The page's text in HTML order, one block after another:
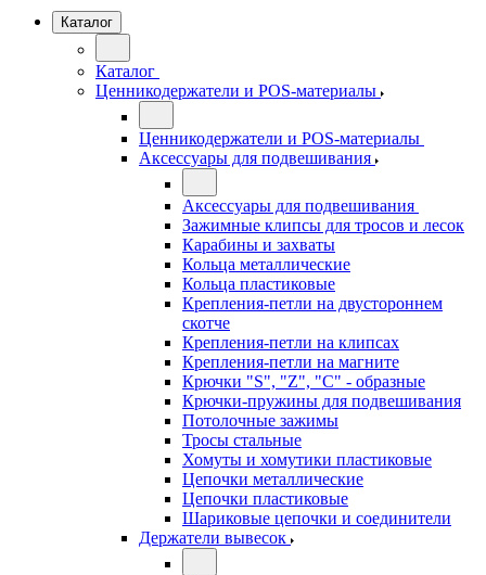
Каталог
Каталог
Ценникодержатели и POS-материалы
Ценникодержатели и POS-материалы
Аксессуары для подвешивания
Аксессуары для подвешивания
Зажимные клипсы для тросов и лесок
Карабины и захваты
Кольца металлические
Кольца пластиковые
Крепления-петли на двустороннем
скотче
Крепления-петли на клипсах
Крепления-петли на магните
Крючки "S", "Z", "C" - образные
Крючки-пружины для подвешивания
Потолочные зажимы
Тросы стальные
Хомуты и хомутики пластиковые
Цепочки металлические
Цепочки пластиковые
Шариковые цепочки и соединители
Держатели вывесок